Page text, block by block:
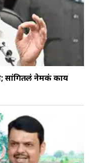
सांगितलं नेमकं काय